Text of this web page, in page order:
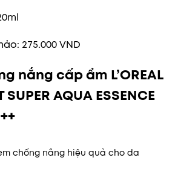
275.000 VND
nắng cấp ẩm L’OREAL
SUPER AQUA ESSENCE